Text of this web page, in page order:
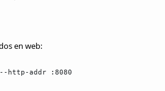
en web:
http-addr :8080